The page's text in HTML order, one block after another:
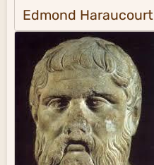
Edmond Haraucourt